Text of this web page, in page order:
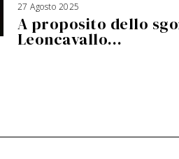
27 Agosto 2025
g
o
s
t
o
A proposito dello
Leoncavallo…